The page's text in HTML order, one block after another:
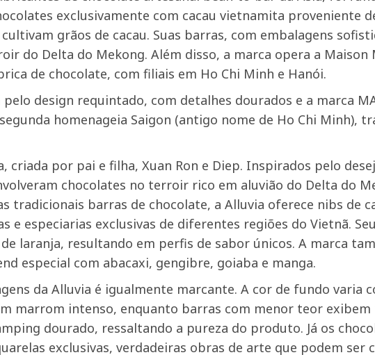
exclusivamente com cacau vietnamita proveniente
grãos de cacau. Suas barras, com embalagens
do Delta do Mekong. Além disso, a marca opera a
de chocolate, com filiais em Ho Chi Minh e Hanói.
pelo design requintado, com detalhes dourados e a marca
homenageia Saigon (antigo nome de Ho Chi Minh),
criada por pai e filha, Xuan Ron e Diep. Inspirados pelo
chocolates no terroir rico em aluvião do Delta do
tradicionais barras de chocolate, a Alluvia oferece nibs de
especiarias exclusivas de diferentes regiões do Vietnã.
laranja, resultando em perfis de sabor únicos. A marca
especial com abacaxi, gengibre, goiaba e manga.
da Alluvia é igualmente marcante. A cor de fundo varia
marrom intenso, enquanto barras com menor teor exibem
dourado, ressaltando a pureza do produto. Já os
exclusivas, verdadeiras obras de arte que podem ser